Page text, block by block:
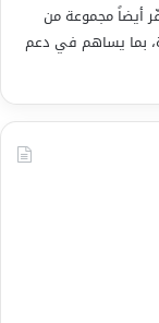
أيضاً مجموعة من
بما يساهم في دعم